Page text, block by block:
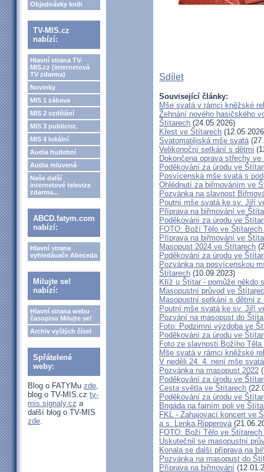
Objednávky knih
TV-MIS.cz
nabízí:
Hlavní strana TV-
MIS.cz (internetová
TV zdarma)
Novinky
MIS 1 zábava
MIS 2 vzdělání
MIS 3 publicist.
MIS 4 lokální
Audia hudební
Audia mluvená
Naše další
internetové televize
zdarma...
ABCD.fatym.com
nabízí:
Hlavní strana
vyhledávače Abeceda
Milujte se!
nabízí:
Hlavní strana webu
časopisu Milujte se!
Archiv vyšlých čísel
Spřátelené
weby:
Blog o FATYMu zde,
blog o TV-MIS.cz tv-
mis.signaly.cz a
další blog o TV-MIS
zde.
Sdílet
Související články:
Mše svatá v rámci kněžské
Žehnání nového hasičského
Štítarech (24.05.2026)
Křest ve Štítarech
Svatomatějská mše svatá
Velikonoční setkání s dětmi
Dokončena oprava střechy
Poděkování za úrodu ve
Posvícenská mše svatá s
Ohlédnutí za biřmováním ve
Pozvánka na slavnost
Poutní mše svatá ke sv. Jiří
Příprava na biřmování ve
Poděkování za úrodu ve
FOTO: Boží Tělo ve Štítarech
Příprava na biřmování ve
Masopust 2024 ve Štítarech
Poděkování za úrodu ve
Pozvánka na posvícenskou
Štítarech (10.09.2023)
Kříž u Štítar - pomůže někdo
Masopustní průvod ve
Masopustní setkání s dětmi
Poutní mše svatá ke sv. Jiří
Pozvání na masopust do
Foto: Podzimní výzdoba ve
Poděkování za úrodu ve
Foto ze slavnosti Božího
Mše svatá v rámci kněžské
V neděli 24. 4. není mše
Pozvánka na masopust 2022
Poděkování za úrodu ve
Cesta světla ve Štítarech
Poděkování za úrodu ve
Brigáda na farním poli ve
FKL - Zahajovací koncert ve
a s. Lenka Ripperová
FOTO: Boží Tělo ve Štítarech
Uskutečnil se masopustní
Konala se další příprava na
Pozvánka na masopust do
Příprava na biřmování